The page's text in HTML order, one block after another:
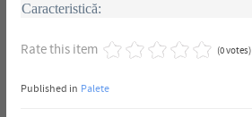
Caracteristică:
Rate this item (0 votes)
Published in Palete